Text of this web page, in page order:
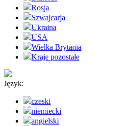
Rosja
Szwajcarja
Ukraina
USA
Wielka Brytania
Kraje pozostałe
Język:
czeski
niemiecki
angielski